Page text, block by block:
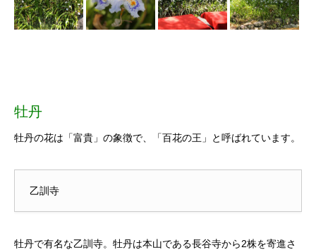
牡丹
牡丹の花は「富貴」の象徴で、「百花の王」と呼ばれています。
乙訓寺
牡丹で有名な乙訓寺。牡丹は本山である長谷寺から2株を寄進さ